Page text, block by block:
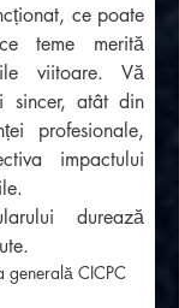
ce poate
teme merită
viitoare. Vă
sincer, atât din
profesionale,
impactului
durează
generală CICPC